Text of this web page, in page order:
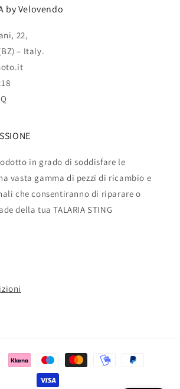
by Velovendo
22,
– Italy.
in grado di soddisfare le
vasta gamma di pezzi di ricambio e
che consentiranno di riparare o
della tua TALARIA STING